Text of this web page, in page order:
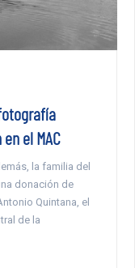
el MAC
la familia del
donación de
Quintana, el
de la